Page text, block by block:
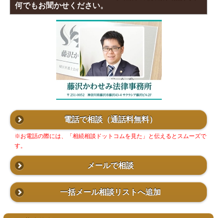
何でもお聞かせください。
電話で相談 （通話料無料）
※お電話の際には、「相続相談ドットコムを見た」と伝えるとスムーズで
す。
メールで相談
一括メール相談リストへ追加